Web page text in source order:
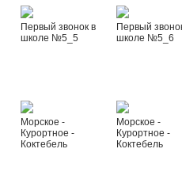
Первый звонок в
школе №5_5
Первый
школе №5_6
Морское -
Курортное -
Коктебель
Морское -
Курортное -
Коктебель